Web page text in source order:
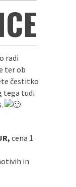
radi
ter ob
čestitko
tega tudi
cena 1
in